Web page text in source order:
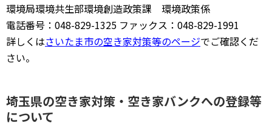
環境局環境共生部環境創造政策課 環境政策係
電話番号：048-829-1325 ファックス：048-829-1991
詳しくはさいたま市の空き家対策等のページでご確認くだ
さい。
埼玉県の空き家対策・空き家バンクへの登録等
について